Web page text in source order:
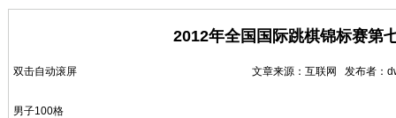
2012年全国国际跳棋锦标赛第
双击自动滚屏 文章来源：互联网 发布者：
男子100格